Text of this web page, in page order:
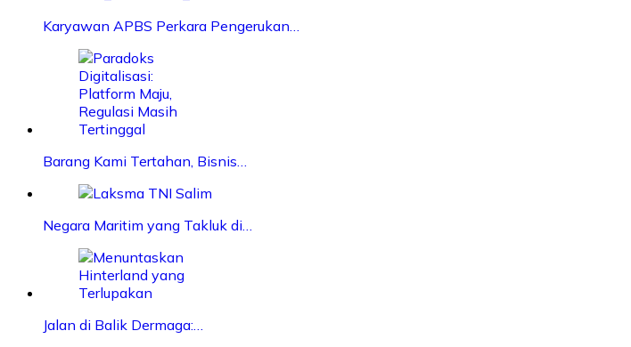
Karyawan APBS Perkara Pengerukan…
Barang Kami Tertahan, Bisnis…
Negara Maritim yang Takluk di…
Jalan di Balik Dermaga:…